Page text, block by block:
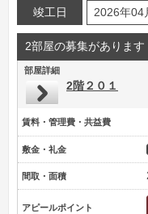
竣工日 2026年04
2部屋の募集があります
部屋詳細
2階２０１
賃料・管理費・共益費
敷金・礼金
間取・面積
アピールポイント